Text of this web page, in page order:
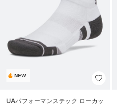
NEW
UAパフォーマンステック ローカッ